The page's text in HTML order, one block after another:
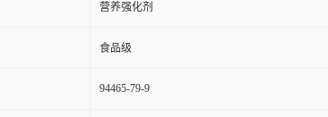
营养强化剂
食品级
94465-79-9